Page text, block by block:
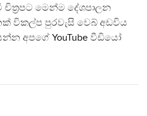
මෙන්ම දේශපාලන
විකල්ප පුරවැසි වෙබ් අඩවිය
අපගේ YouTube වීඩියෝ